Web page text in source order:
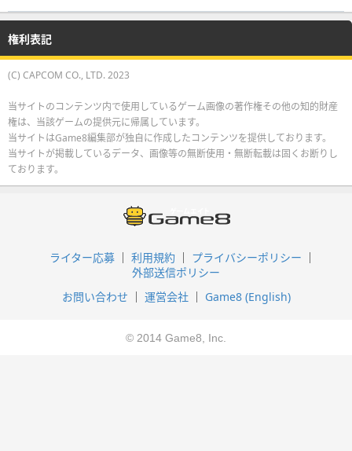
権利表記
(C) CAPCOM CO., LTD. 2023
当サイトのコンテンツ内で使用しているゲーム画像の著作権その他の知的財産
権は、当該ゲームの提供元に帰属しています。
当サイトはGame8編集部が独自に作成したコンテンツを提供しております。
当サイトが掲載しているデータ、画像等の無断使用・無断転載は固くお断りし
ております。
ライター応募 利用規約
プライバシーポリシー
外部送信ポリシー
お問い合わせ
運営会社 Game8 (English)
© 2014 Game8, Inc.